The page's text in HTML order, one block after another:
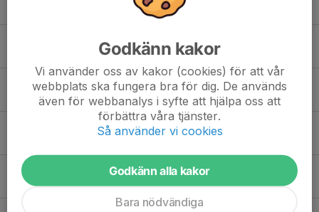
Frida Sandstedt
Jirapon Sanoklang
Johanna Eklundh
Josefin Skoglund
Godkänn kakor
Vi använder oss av kakor (cookies) för att vår
webbplats ska fungera bra för dig. De används
även för webbanalys i syfte att hjälpa oss att
förbättra våra tjänster.
Så använder vi cookies
Godkänn alla kakor
Bara nödvändiga